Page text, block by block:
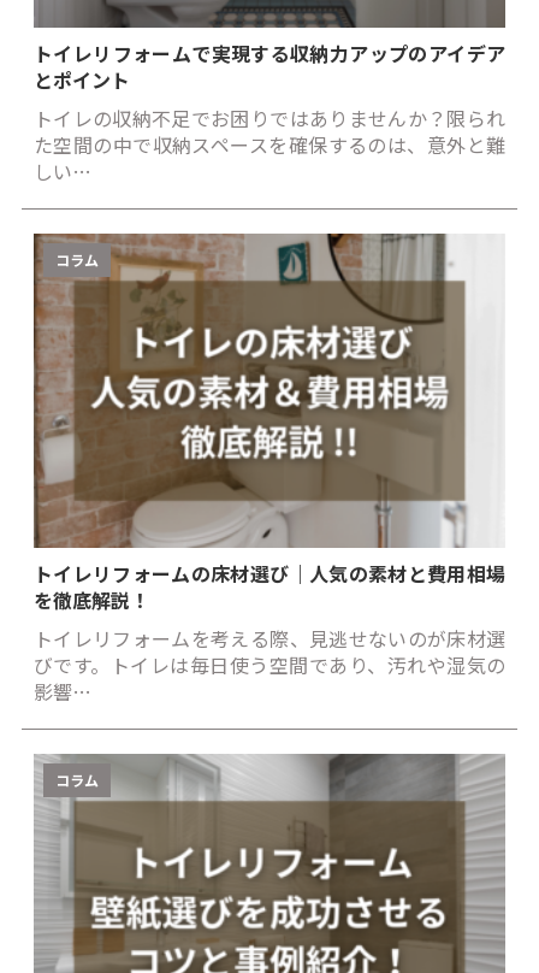
トイレリフォームで実現する収納力アップのアイデア
とポイント
トイレの収納不足でお困りではありませんか？限られ
た空間の中で収納スペースを確保するのは、意外と難
しい…
コラム
トイレリフォームの床材選び｜人気の素材と費用相場
を徹底解説！
トイレリフォームを考える際、見逃せないのが床材選
びです。トイレは毎日使う空間であり、汚れや湿気の
影響…
コラム